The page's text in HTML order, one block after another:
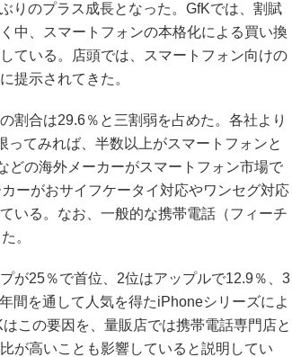
りのプラス成長となった。GfKでは、割賦
中、スマートフォンの本格化による買い換
ている。店頭では、スマートフォン向けの
提示されてきた。
割合は29.6％と三割弱を占めた。各社より
てみれば、半数以上がスマートフォンと
どの海外メーカーがスマートフォン市場で
ーがおサイフケータイ対応やワンセグ対応
いる。なお、一般的な携帯電話（フィーチ
。
が25％で首位、2位はアップルで12.9％、3
間を通して人気を得たiPhoneシリーズによ
この要因を、量販店では携帯電話専門店と
が高いことも影響していると説明してい